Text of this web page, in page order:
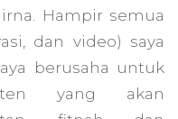
Hampir semua
dan video) saya
berusaha untuk
yang akan